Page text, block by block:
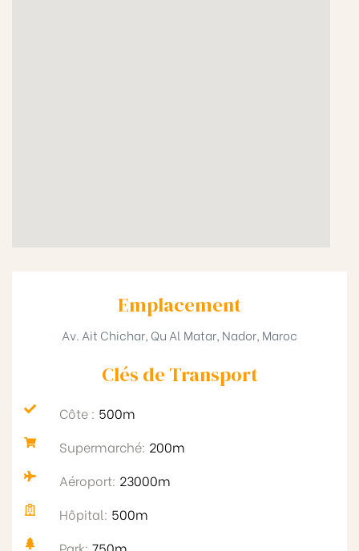
Emplacement
Av. Ait Chichar, Qu Al Matar, Nador, Maroc
Clés de Transport​
Côte : 500m
Supermarché: 200m
Aéroport: 23000m
Hôpital: 500m
Park: 750m